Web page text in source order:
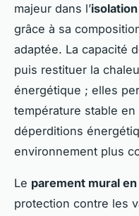
majeur dans l’
grâce à sa
adaptée. La capacité
puis restituer la
énergétique ; elles
température stable
déperditions
environnement plus
Le parement mural
protection contre les